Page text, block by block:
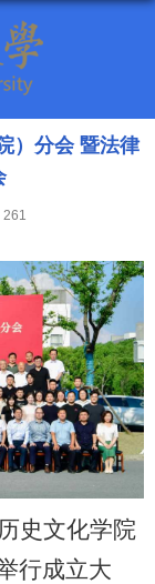
）分会 暨法律
261
史文化学院
行成立大